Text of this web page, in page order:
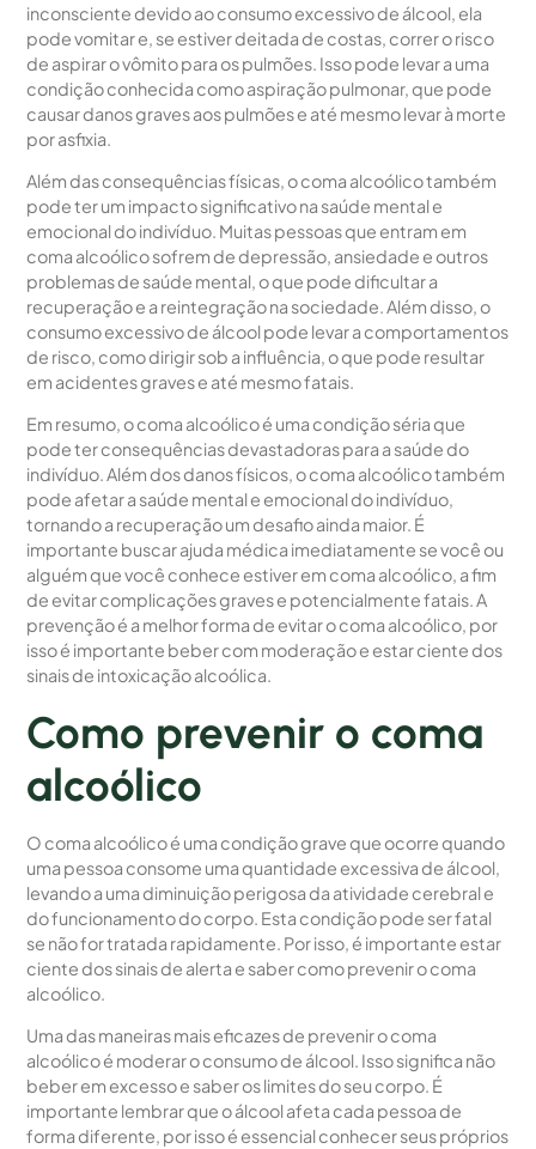
inconsciente devido ao consumo excessivo de álcool, ela
pode vomitar e, se estiver deitada de costas, correr o risco
de aspirar o vômito para os pulmões. Isso pode levar a uma
condição conhecida como aspiração pulmonar, que pode
causar danos graves aos pulmões e até mesmo levar à morte
por asfixia.
Além das consequências físicas, o coma alcoólico também
pode ter um impacto significativo na saúde mental e
emocional do indivíduo. Muitas pessoas que entram em
coma alcoólico sofrem de depressão, ansiedade e outros
problemas de saúde mental, o que pode dificultar a
recuperação e a reintegração na sociedade. Além disso, o
consumo excessivo de álcool pode levar a comportamentos
de risco, como dirigir sob a influência, o que pode resultar
em acidentes graves e até mesmo fatais.
Em resumo, o coma alcoólico é uma condição séria que
pode ter consequências devastadoras para a saúde do
indivíduo. Além dos danos físicos, o coma alcoólico também
pode afetar a saúde mental e emocional do indivíduo,
tornando a recuperação um desafio ainda maior. É
importante buscar ajuda médica imediatamente se você ou
alguém que você conhece estiver em coma alcoólico, a fim
de evitar complicações graves e potencialmente fatais. A
prevenção é a melhor forma de evitar o coma alcoólico, por
isso é importante beber com moderação e estar ciente dos
sinais de intoxicação alcoólica.
Como prevenir o coma
alcoólico
O coma alcoólico é uma condição grave que ocorre quando
uma pessoa consome uma quantidade excessiva de álcool,
levando a uma diminuição perigosa da atividade cerebral e
do funcionamento do corpo. Esta condição pode ser fatal
se não for tratada rapidamente. Por isso, é importante estar
ciente dos sinais de alerta e saber como prevenir o coma
alcoólico.
Uma das maneiras mais eficazes de prevenir o coma
alcoólico é moderar o consumo de álcool. Isso significa não
beber em excesso e saber os limites do seu corpo. É
importante lembrar que o álcool afeta cada pessoa de
forma diferente, por isso é essencial conhecer seus próprios